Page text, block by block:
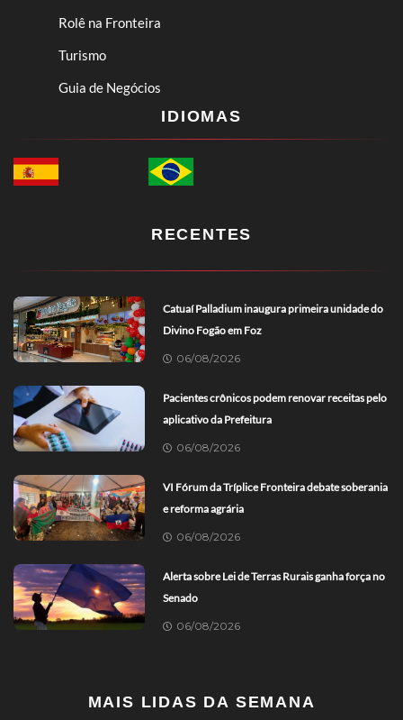
Rolê na Fronteira
Turismo
Guia de Negócios
IDIOMAS
RECENTES
Catuaí Palladium inaugura primeira unidade do
Divino Fogão em Foz
06/08/2026
Pacientes crônicos podem renovar receitas pelo
aplicativo da Prefeitura
06/08/2026
VI Fórum da Tríplice Fronteira debate soberania
e reforma agrária
06/08/2026
Alerta sobre Lei de Terras Rurais ganha força no
Senado
06/08/2026
MAIS LIDAS DA SEMANA